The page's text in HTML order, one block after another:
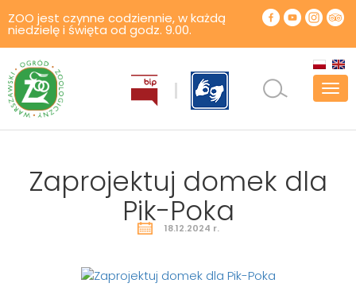
ZOO jest czynne codziennie, w każdą
niedzielę i święta od godz. 9.00.
Zaprojektuj domek dla
Pik-Poka
18.12.2024 r.